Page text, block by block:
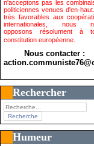
n'acceptons pas les
politiciennes venues d'en-
très favorables aux
internationales, nous
opposons résolument à
constitution européenne.
Nous contacter :
Rechercher
Humeur